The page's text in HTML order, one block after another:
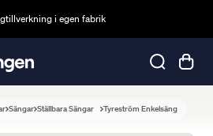
i egen fabrik
Sängar Ställbara Sängar Tyreström Enkelsäng